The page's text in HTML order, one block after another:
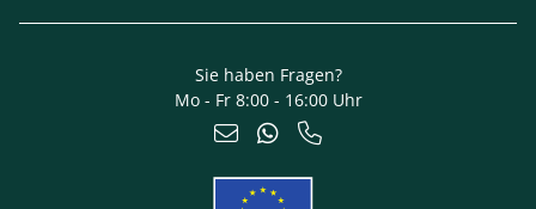
Sie haben Fragen?
Mo - Fr 8:00 - 16:00 Uhr